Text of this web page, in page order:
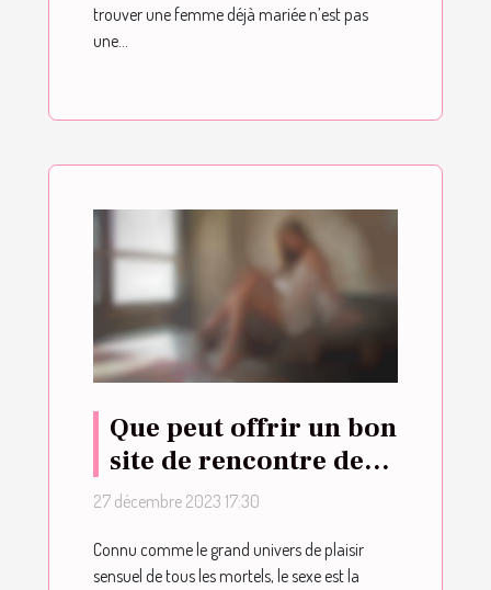
trouver une femme déjà mariée n’est pas
une...
Que peut offrir un bon
site de rencontre de
sexe ?
27 décembre 2023 17:30
Connu comme le grand univers de plaisir
sensuel de tous les mortels, le sexe est la